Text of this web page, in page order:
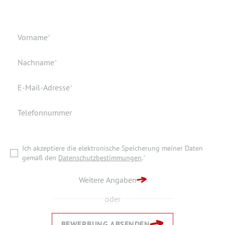
Pflichtfeld
Vorname*
Pflichtfeld
Nachname*
Pflichtfeld
E-Mail-Adresse*
Telefonnummer
Ich akzeptiere die elektronische Speicherung meiner Daten
gemäß den Datenschutzbestimmungen.*
Weitere Angaben
oder
Verfügbar ab
Dokumente
Ich akzeptiere die elektronische Speicherung meiner Daten
ZURÜCK ZUR STARTSEITE